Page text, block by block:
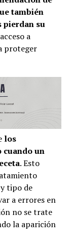
también
pierdan su
a
proteger
los
un
. Esto
tipo de
a errores en
no se trate
la aparición